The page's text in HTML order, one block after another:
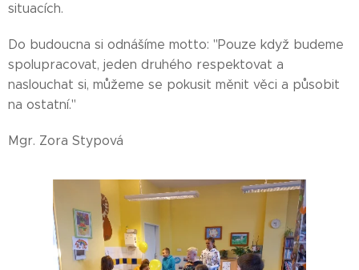
situacích.
Do budoucna si odnášíme motto: "Pouze když budeme
spolupracovat, jeden druhého respektovat a
naslouchat si, můžeme se pokusit měnit věci a působit
na ostatní."
Mgr. Zora Stypová